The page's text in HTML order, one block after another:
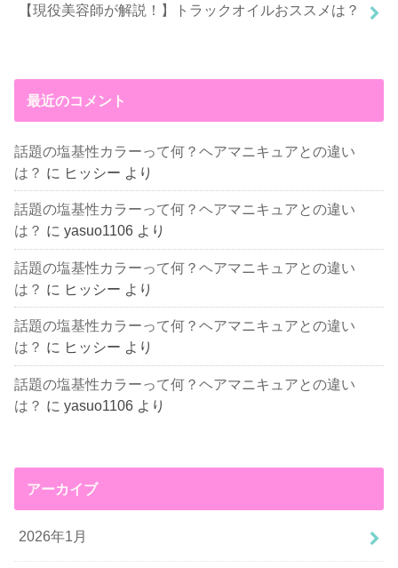
【現役美容師が解説！】トラックオイルおススメは？
最近のコメント
話題の塩基性カラーって何？ヘアマニキュアとの違い
は？ に ヒッシー より
話題の塩基性カラーって何？ヘアマニキュアとの違い
は？ にyasuo1106 より
話題の塩基性カラーって何？ヘアマニキュアとの違い
は？ に ヒッシー より
話題の塩基性カラーって何？ヘアマニキュアとの違い
は？ に ヒッシー より
話題の塩基性カラーって何？ヘアマニキュアとの違い
は？ にyasuo1106 より
アーカイブ
2026年1月